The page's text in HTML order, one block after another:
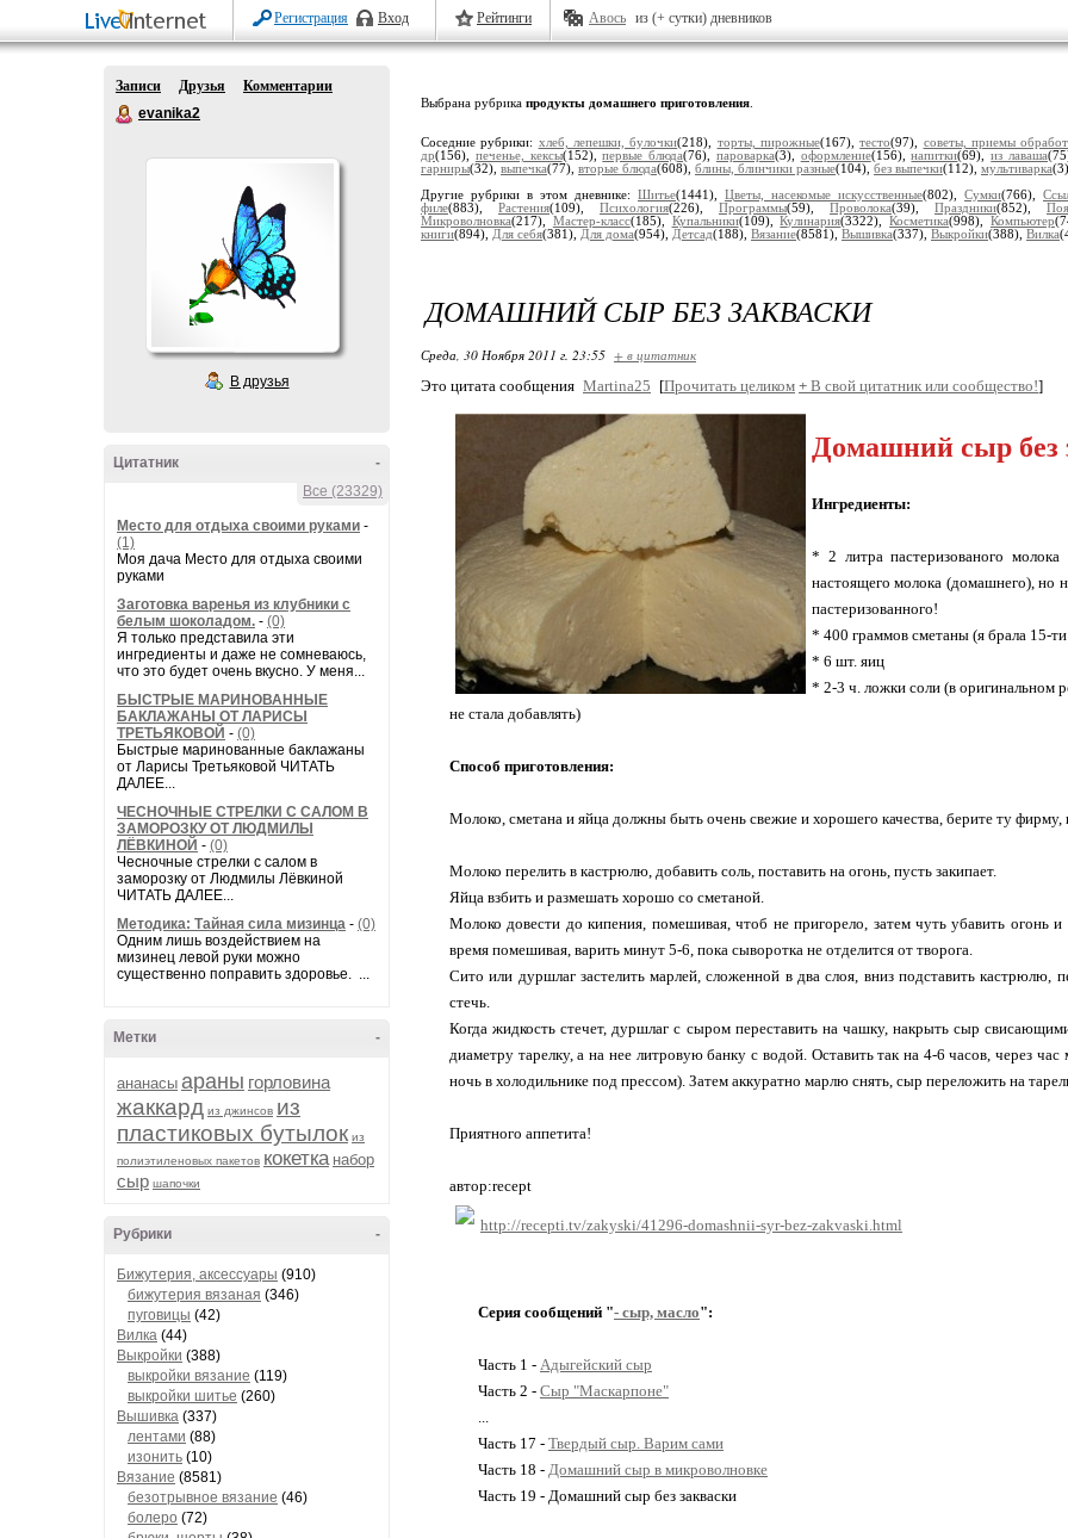
Регистрация Вход Рейтинги Авось из (+ сутки) дневников
Записи Друзья
Комментарии
evanika2
В друзья
-
Цитатник
Все (23329)
Место для отдыха своими руками -
(1)
Моя дача Место для отдыха своими
руками
Заготовка варенья из клубники с
белым шоколадом. - (0)
Я только представила эти
ингредиенты и даже не сомневаюсь,
что это будет очень вкусно. У меня...
БЫСТРЫЕ МАРИНОВАННЫЕ
БАКЛАЖАНЫ ОТ ЛАРИСЫ
ТРЕТЬЯКОВОЙ - (0)
Быстрые маринованные баклажаны
от Ларисы Третьяковой ЧИТАТЬ
ДАЛЕЕ...
ЧЕСНОЧНЫЕ СТРЕЛКИ С САЛОМ В
ЗАМОРОЗКУ ОТ ЛЮДМИЛЫ
ЛЁВКИНОЙ - (0)
Чесночные стрелки с салом в
заморозку от Людмилы Лёвкиной
ЧИТАТЬ ДАЛЕЕ...
Методика: Тайная сила мизинца - (0)
Одним лишь воздействием на
мизинец левой руки можно
существенно поправить здоровье. ...
-
Метки
ананасы араны горловина
жаккард из джинсов из
пластиковых бутылок из
полиэтиленовых пакетов кокетка набор
сыр шапочки
-
Рубрики
Бижутерия, аксессуары (910)
бижутерия вязаная (346)
пуговицы (42)
Вилка (44)
Выкройки (388)
выкройки вязание (119)
выкройки шитье (260)
Вышивка (337)
лентами (88)
изонить (10)
Вязание (8581)
безотрывное вязание (46)
болеро (72)
Выбрана рубрика продукты домашнего приготовления
Соседние рубрики: хлеб, лепешки, булочки(218), торты, пирожные(167),тесто(97), советы, приемы
др(156), печенье, кексы(152),первые блюда(76), пароварка(3), оформление(156),напитки(69),из лаваша
гарниры(32), выпечка(77), вторые блюда(608), блины, блинчики разные(104), без выпечки(112), мультиварка(3)
Другие рубрики в этом дневнике: Шитье(1441), Цветы, насекомые искусственные(802), Сумки(766),
филе(883), Растения(109), Психология(226), Программы(59), Проволока(39), Праздники(852),
Микроволновка(217), Мастер-класс(185), Купальники(109),Кулинария(3322),Косметика(998), Компьютер
книги(894), Для себя(381), Для дома(954), Детсад(188), Вязание(8581), Вышивка(337), Выкройки(388), Вилка
ДОМАШНИЙ СЫР БЕЗ ЗАКВАСКИ
Среда, 30 Ноября 2011 г. 23:55 + в цитатник
Это цитата сообщения Martina25 [Прочитать целиком + В свой цитатник или сообщество!]
Домашний сыр без
Ингредиенты:
* 2 литра пастеризованого
настоящего молока (домашнего), но
пастеризованного!
* 400 граммов сметаны (я брала 15-
* 6 шт. яиц
* 2-3 ч. ложки соли (в оригинальном
не стала добавлять)
Способ приготовления:
Молоко, сметана и яйца должны быть очень свежие и хорошего качества, берите ту
Молоко перелить в кастрюлю, добавить соль, поставить на огонь, пусть закипает.
Яйца взбить и размешать хорошо со сметаной.
Молоко довести до кипения, помешивая, чтоб не пригорело, затем чуть убавить огонь
время помешивая, варить минут 5-6, пока сыворотка не отделится от творога.
Сито или дуршлаг застелить марлей, сложенной в два слоя, вниз подставить кастрюлю,
стечь.
Когда жидкость стечет, дуршлаг с сыром переставить на чашку, накрыть сыр
диаметру тарелку, а на нее литровую банку с водой. Оставить так на 4-6 часов, через
ночь в холодильнике под прессом). Затем аккуратно марлю снять, сыр переложить на
Приятного аппетита!
автор:recept
http://recepti.tv/zakyski/41296-domashnii-syr-bez-zakvaski.html
Серия сообщений "- сыр, масло":
Часть 1 - Адыгейский сыр
Часть 2 - Сыр "Маскарпоне"
...
Часть 17 - Твердый сыр. Варим сами
Часть 18 - Домашний сыр в микроволновке
Часть 19 - Домашний сыр без закваски